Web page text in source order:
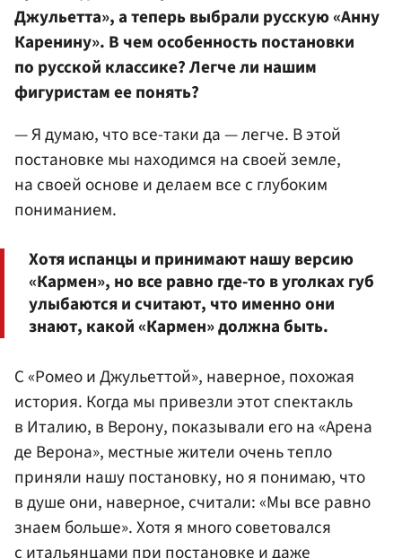
Джульетта», а теперь выбрали русскую «Анну
Каренину». В чем особенность постановки
по русской классике? Легче ли нашим
фигуристам ее понять?
— Я думаю, что все-таки да — легче. В этой
постановке мы находимся на своей земле,
на своей основе и делаем все с глубоким
пониманием.
Хотя испанцы и принимают нашу версию
«Кармен», но все равно где-то в уголках губ
улыбаются и считают, что именно они
знают, какой «Кармен» должна быть.
С «Ромео и Джульеттой», наверное, похожая
история. Когда мы привезли этот спектакль
в Италию, в Верону, показывали его на «Арена
де Верона», местные жители очень тепло
приняли нашу постановку, но я понимаю, что
в душе они, наверное, считали: «Мы все равно
знаем больше». Хотя я много советовался
с итальянцами при постановке и даже